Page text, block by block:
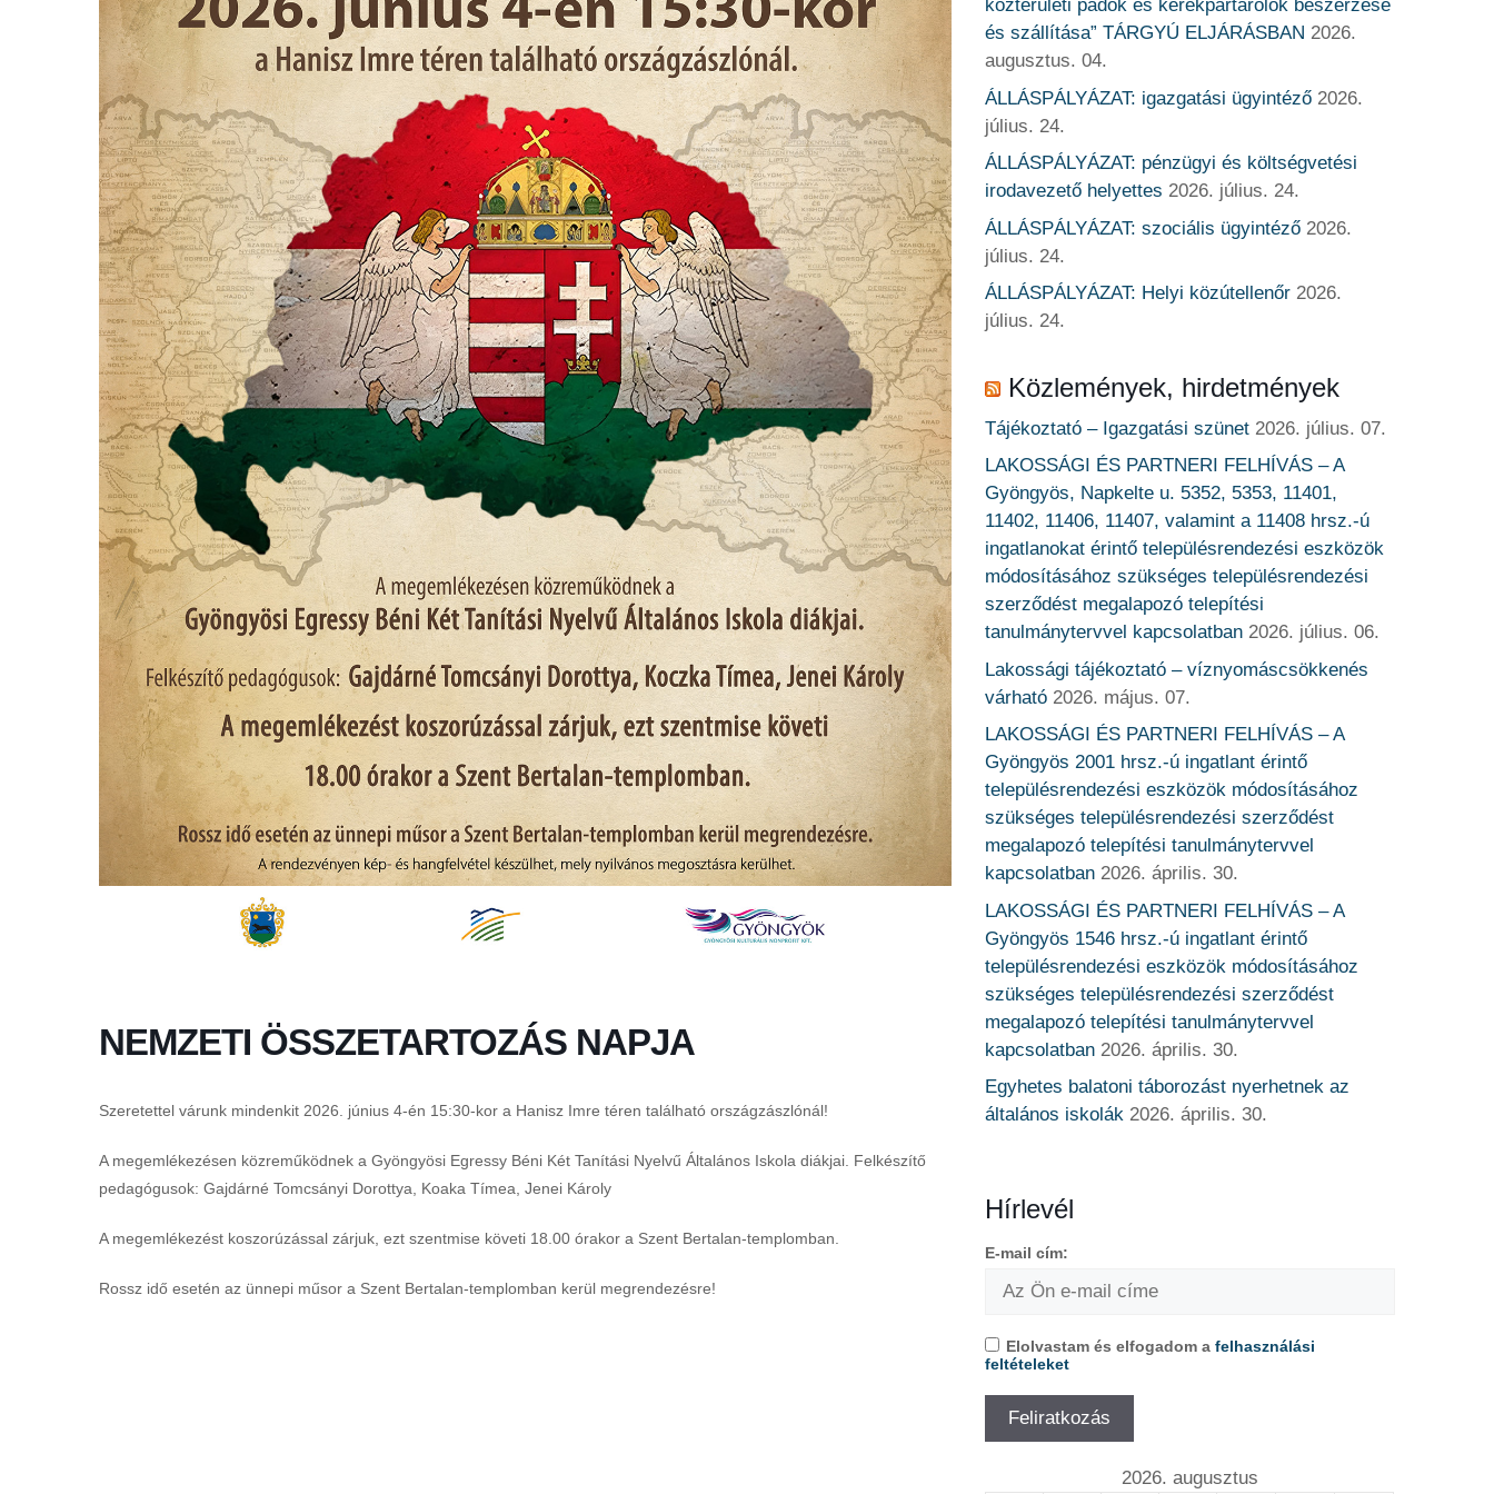
NEMZETI ÖSSZETARTOZÁS NAPJA
Szeretettel várunk mindenkit 2026. június 4-én 15:30-kor a Hanisz Imre téren található országzászlónál!
A megemlékezésen közreműködnek a Gyöngyösi Egressy Béni Két Tanítási Nyelvű Általános Iskola diákjai. Felkészítő
pedagógusok: Gajdárné Tomcsányi Dorottya, Koaka Tímea, Jenei Károly
A megemlékezést koszorúzással zárjuk, ezt szentmise követi 18.00 órakor a Szent Bertalan-templomban.
Rossz idő esetén az ünnepi műsor a Szent Bertalan-templomban kerül megrendezésre!
közterületi padok és kerékpártárolók beszerzése
és szállítása” TÁRGYÚ ELJÁRÁSBAN 2026.
augusztus. 04.
ÁLLÁSPÁLYÁZAT: igazgatási ügyintéző 2026.
július. 24.
ÁLLÁSPÁLYÁZAT: pénzügyi és költségvetési
irodavezető helyettes 2026. július. 24.
ÁLLÁSPÁLYÁZAT: szociális ügyintéző 2026.
július. 24.
ÁLLÁSPÁLYÁZAT: Helyi közútellenőr 2026.
július. 24.
Közlemények, hirdetmények
Tájékoztató – Igazgatási szünet 2026. július. 07.
LAKOSSÁGI ÉS PARTNERI FELHÍVÁS – A
Gyöngyös, Napkelte u. 5352, 5353, 11401,
11402, 11406, 11407, valamint a 11408 hrsz.-ú
ingatlanokat érintő településrendezési eszközök
módosításához szükséges településrendezési
szerződést megalapozó telepítési
tanulmánytervvel kapcsolatban 2026. július. 06.
Lakossági tájékoztató – víznyomáscsökkenés
várható 2026. május. 07.
LAKOSSÁGI ÉS PARTNERI FELHÍVÁS – A
Gyöngyös 2001 hrsz.-ú ingatlant érintő
településrendezési eszközök módosításához
szükséges településrendezési szerződést
megalapozó telepítési tanulmánytervvel
kapcsolatban 2026. április. 30.
LAKOSSÁGI ÉS PARTNERI FELHÍVÁS – A
Gyöngyös 1546 hrsz.-ú ingatlant érintő
településrendezési eszközök módosításához
szükséges településrendezési szerződést
megalapozó telepítési tanulmánytervvel
kapcsolatban 2026. április. 30.
Egyhetes balatoni táborozást nyerhetnek az
általános iskolák 2026. április. 30.
Hírlevél
E-mail cím:
Elolvastam és elfogadom afelhasználási
feltételeket
2026. augusztus